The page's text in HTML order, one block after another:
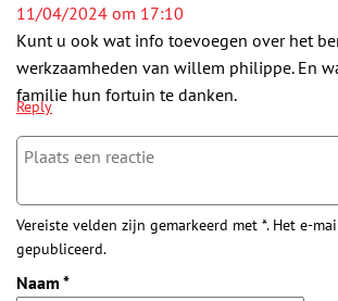
11/04/2024 om 17:10
Kunt u ook wat info toevoegen over het
werkzaamheden van willem philippe. En
familie hun fortuin te danken.
Reply
Vereiste velden zijn gemarkeerd met *. Het e-
gepubliceerd.
Naam *